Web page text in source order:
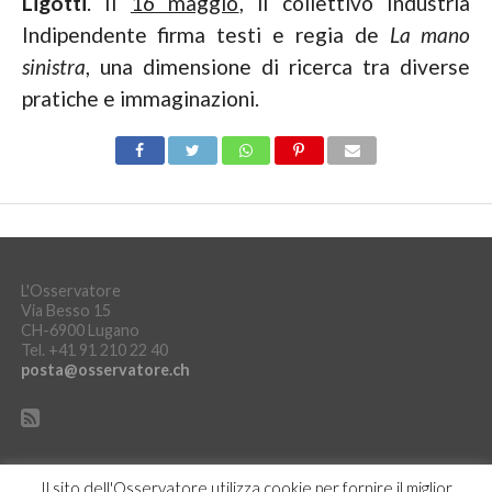
Indipendente firma testi e regia de La mano
sinistra, una dimensione di ricerca tra diverse
pratiche e immaginazioni.
L'Osservatore
Via Besso 15
CH-6900 Lugano
Tel. +41 91 210 22 40
posta@osservatore.ch
Il sito dell'Osservatore utilizza cookie per fornire il miglior